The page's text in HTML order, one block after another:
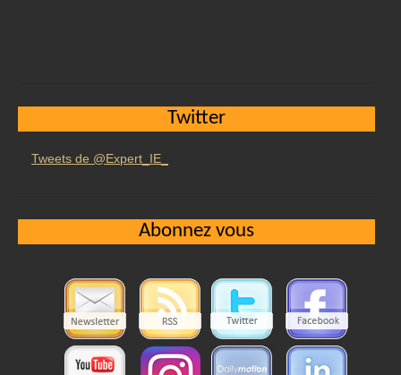
Twitter
Tweets de @Expert_IE_
Abonnez vous